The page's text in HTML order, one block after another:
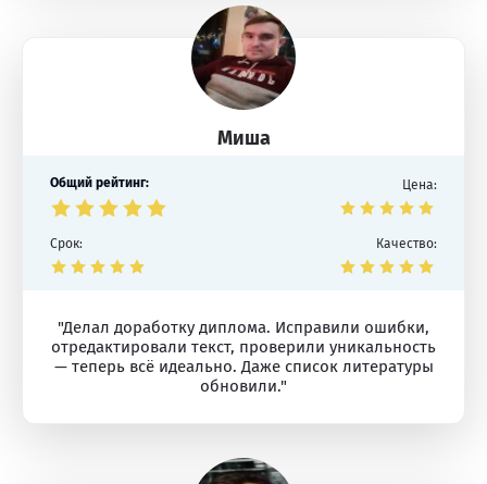
Миша
Общий рейтинг: Цена:
Срок: Качество:
"Делал доработку диплома. Исправили ошибки,
отредактировали текст, проверили уникальность
— теперь всё идеально. Даже список литературы
обновили."